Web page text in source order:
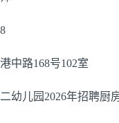
中路168号102室
幼儿园2026年招聘厨